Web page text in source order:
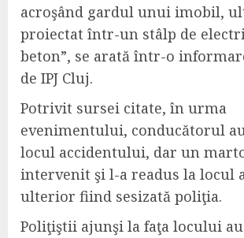
acroşând gardul unui imobil,
proiectat într-un stâlp de
beton”, se arată într-o
de IPJ Cluj.
Potrivit sursei citate, în urma
evenimentului, conducătorul
locul accidentului, dar un
intervenit şi l-a readus la locul
ulterior fiind sesizată poliţia.
Poliţiştii ajunşi la faţa locului